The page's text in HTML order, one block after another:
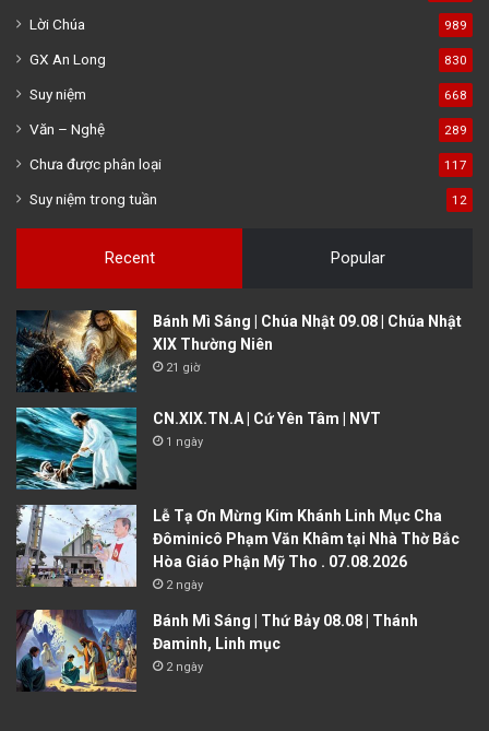
Lời Chúa 989
GX An Long 830
Suy niệm 668
Văn – Nghệ 289
Chưa được phân loại 117
Suy niệm trong tuần 12
Recent Popular
Bánh Mì Sáng | Chúa Nhật 09.08 | Chúa Nhật
XIX Thường Niên
21 giờ
CN.XIX.TN.A | Cứ Yên Tâm | NVT
1 ngày
Lễ Tạ Ơn Mừng Kim Khánh Linh Mục Cha
Đôminicô Phạm Văn Khâm tại Nhà Thờ Bắc
Hòa Giáo Phận Mỹ Tho . 07.08.2026
2 ngày
Bánh Mì Sáng | Thứ Bảy 08.08 | Thánh
Đaminh, Linh mục
2 ngày